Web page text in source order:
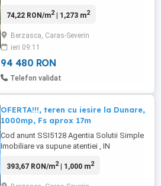
300 de metri de la asfalt, de la podul
491.Utilitati ,apa de la retea si curentul
sunt in fata parcelei. Acte la zi. Ideal
pentru pensiune, casa ...
74,22 RON/m2| 1,273 m2
Berzasca, Caras-Severin
ieri 09:11
94 480 RON
Telefon validat
OFERTA!!!, teren cu iesire la Dunare,
1000mp, Fs aprox 17m
Cod anunt SSI5128 Agentia Solutii Simple
Imobiliare va supune atentiei , IN
INTRAVILAN In Libcova,Comuna Berzasca
393,67 RON/m2| 1,000 m2